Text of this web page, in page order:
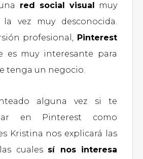
red social visual muy
vez muy desconocida.
profesional, Pinterest
es muy interesante para
tenga un negocio.
alguna vez si te
en Pinterest como
Kristina nos explicará las
cuales sí nos interesa